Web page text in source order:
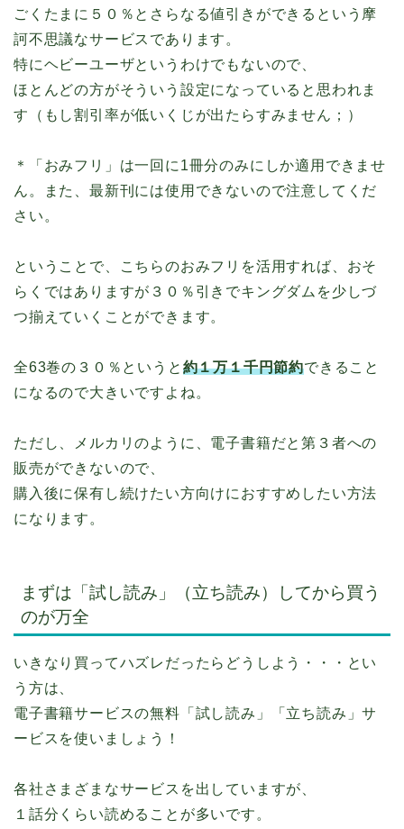
ごくたまに５０％とさらなる値引きができるという摩
訶不思議なサービスであります。
特にヘビーユーザというわけでもないので、
ほとんどの方がそういう設定になっていると思われま
す（もし割引率が低いくじが出たらすみません；）
＊「おみフリ」は一回に1冊分のみにしか適用できませ
ん。また、最新刊には使用できないので注意してくだ
さい。
ということで、こちらのおみフリを活用すれば、おそ
らくではありますが３０％引きでキングダムを少しづ
つ揃えていくことができます。
全63巻の３０％というと 約１万１千円節約できること
になるので大きいですよね。
ただし、メルカリのように、電子書籍だと第３者への
販売ができないので、
購入後に保有し続けたい方向けにおすすめしたい方法
になります。
まずは「試し読み」（立ち読み）してから買う
のが万全
いきなり買ってハズレだったらどうしよう・・・とい
う方は、
電子書籍サービスの無料「試し読み」「立ち読み」サ
ービスを使いましょう！
各社さまざまなサービスを出していますが、
１話分くらい読めることが多いです。